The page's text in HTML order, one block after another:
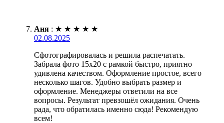
Аня : ★ ★ ★ ★ ★
02.08.2025
Сфотографировалась и решила распечатать.
Забрала фото 15х20 с рамкой быстро, приятно
удивлена качеством. Оформление простое, всего
несколько шагов. Удобно выбрать размер и
оформление. Менеджеры ответили на все
вопросы. Результат превзошёл ожидания. Очень
рада, что обратилась именно сюда! Рекомендую
всем!